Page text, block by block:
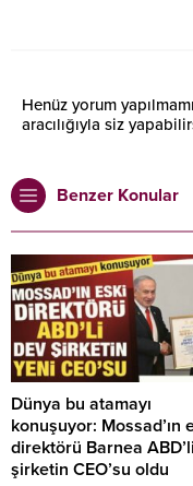
Henüz yorum
aracılığıyla siz
Benzer Konular
Dünya bu atamayı
konuşuyor: Mossad’ın
direktörü Barnea ABD’li
şirketin CEO’su oldu